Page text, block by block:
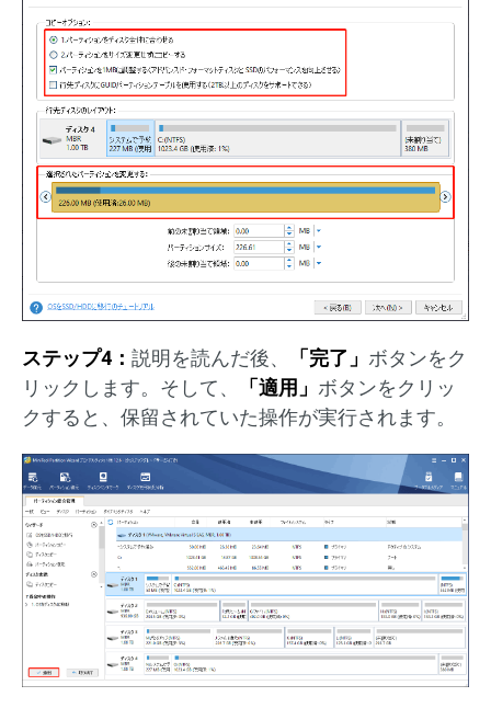
ステップ4： 説明を読んだ後、 「完了」 ボタンをク
リックします。そして、
「適用」 ボタンをクリッ
クすると、保留されていた操作が実行されます。